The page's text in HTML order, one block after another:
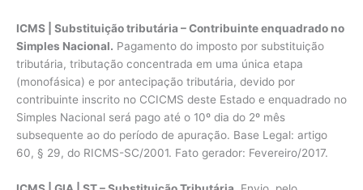
ICMS | Substituição tributária – Contribuinte enquadrado no
Simples Nacional. Pagamento do imposto por substituição
tributária, tributação concentrada em uma única etapa
(monofásica) e por antecipação tributária, devido por
contribuinte inscrito no CCICMS deste Estado e enquadrado no
Simples Nacional será pago até o 10º dia do 2º mês
subsequente ao do período de apuração. Base Legal: artigo
60, § 29, do RICMS-SC/2001. Fato gerador: Fevereiro/2017.